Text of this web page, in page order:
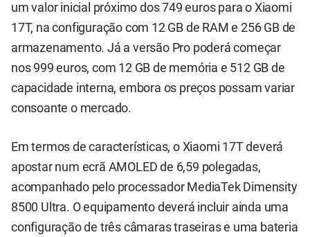
um valor inicial próximo dos 749 euros para o Xiaomi
17T, na configuração com 12 GB de RAM e 256 GB de
armazenamento. Já a versão Pro poderá começar
nos 999 euros, com 12 GB de memória e 512 GB de
capacidade interna, embora os preços possam variar
consoante o mercado.
Em termos de características, o Xiaomi 17T deverá
apostar num ecrã AMOLED de 6,59 polegadas,
acompanhado pelo processador MediaTek Dimensity
8500 Ultra. O equipamento deverá incluir ainda uma
configuração de três câmaras traseiras e uma bateria